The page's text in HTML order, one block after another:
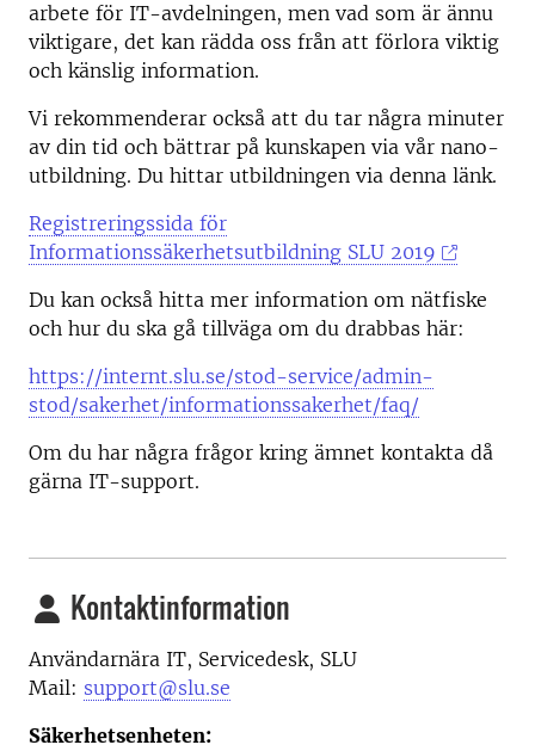
arbete för IT-avdelningen, men vad som är ännu
viktigare, det kan rädda oss från att förlora viktig
och känslig information.
Vi rekommenderar också att du tar några minuter
av din tid och bättrar på kunskapen via vår nano-
utbildning. Du hittar utbildningen via denna länk.
Registreringssida för
Informationssäkerhetsutbildning SLU 2019
Du kan också hitta mer information om nätfiske
och hur du ska gå tillväga om du drabbas här:
https://internt.slu.se/stod-service/admin-
stod/sakerhet/informationssakerhet/faq/
Om du har några frågor kring ämnet kontakta då
gärna IT-support.
Kontaktinformation
Användarnära IT, Servicedesk, SLU
Mail: support@slu.se
Säkerhetsenheten: